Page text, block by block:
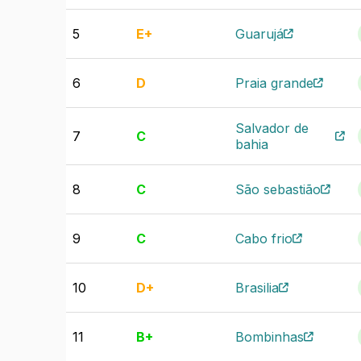
5 E+ Guarujá
6 D Praia grande
7 C
Salvador de
bahia
8 C São sebastião
9 C Cabo frio
10 D+ Brasilia
11 B+ Bombinhas